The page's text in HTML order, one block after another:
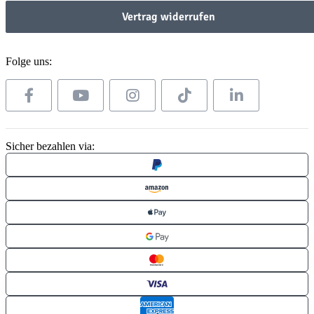
Vertrag widerrufen
Folge uns:
Sicher bezahlen via: